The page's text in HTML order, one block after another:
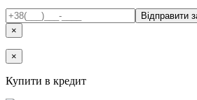
×
×
Купити в кредит